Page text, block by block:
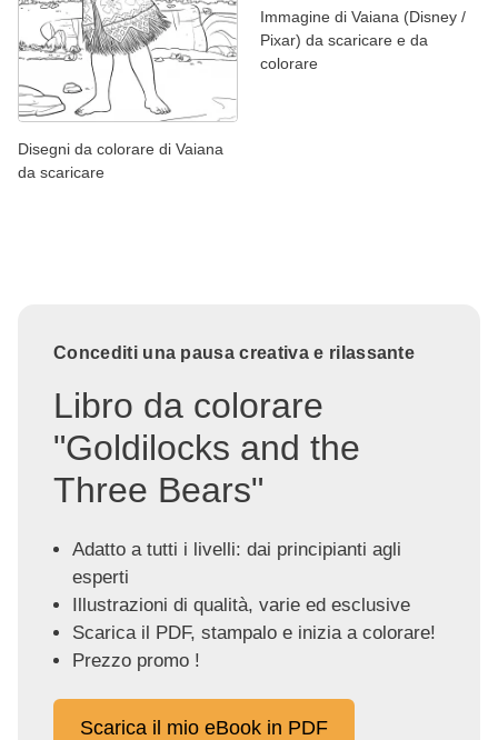
Disegni da colorare di Vaiana
da scaricare
Immagine di Vaiana (Disney /
Pixar) da scaricare e da
colorare
Concediti una pausa creativa e rilassante
Libro da colorare
"Goldilocks and the
Three Bears"
Adatto a tutti i livelli: dai principianti agli
esperti
Illustrazioni di qualità, varie ed esclusive
Scarica il PDF, stampalo e inizia a colorare!
Prezzo promo !
Scarica il mio eBook in PDF